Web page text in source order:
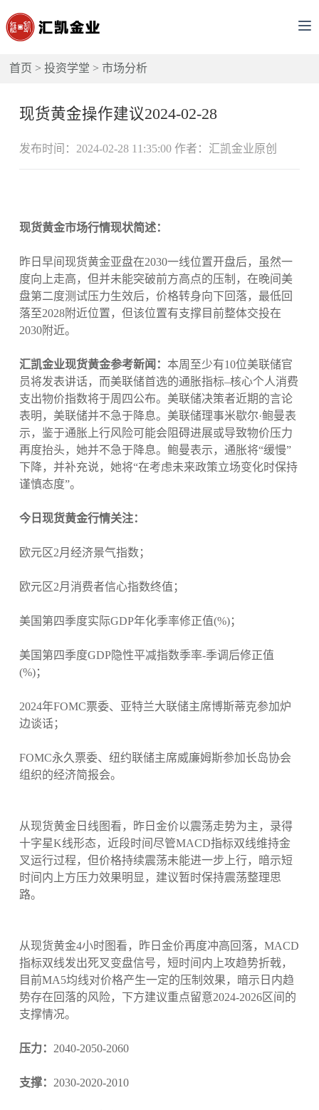
首页 >投资学堂 >市场分析
现货黄金操作建议2024-02-28
发布时间：2024-02-28 11:35:00 作者：汇凯金业原创
现货黄金市场行情现状简述：
昨日早间现货黄金亚盘在2030一线位置开盘后，虽然一
度向上走高，但并未能突破前方高点的压制，在晚间美
盘第二度测试压力生效后，价格转身向下回落，最低回
落至2028附近位置，但该位置有支撑目前整体交投在
2030附近。
汇凯金业现货黄金参考新闻： 本周至少有10位美联储官
员将发表讲话，而美联储首选的通胀指标–核心个人消费
支出物价指数将于周四公布。美联储决策者近期的言论
表明，美联储并不急于降息。美联储理事米歇尔·鲍曼表
示，鉴于通胀上行风险可能会阻碍进展或导致物价压力
再度抬头，她并不急于降息。鲍曼表示，通胀将“缓慢”
下降，并补充说，她将“在考虑未来政策立场变化时保持
谨慎态度”。
今日现货黄金行情关注：
欧元区2月经济景气指数；
欧元区2月消费者信心指数终值；
美国第四季度实际GDP年化季率修正值(%)；
美国第四季度GDP隐性平减指数季率-季调后修正值
(%)；
2024年FOMC票委、亚特兰大联储主席博斯蒂克参加炉
边谈话；
FOMC永久票委、纽约联储主席威廉姆斯参加长岛协会
组织的经济简报会。
从现货黄金日线图看，昨日金价以震荡走势为主，录得
十字星K线形态，近段时间尽管MACD指标双线维持金
叉运行过程，但价格持续震荡未能进一步上行，暗示短
时间内上方压力效果明显，建议暂时保持震荡整理思
路。
从现货黄金4小时图看，昨日金价再度冲高回落，MACD
指标双线发出死叉变盘信号，短时间内上攻趋势折戟，
目前MA5均线对价格产生一定的压制效果，暗示日内趋
势存在回落的风险，下方建议重点留意2024-2026区间的
支撑情况。
压力： 2040-2050-2060
支撑： 2030-2020-2010